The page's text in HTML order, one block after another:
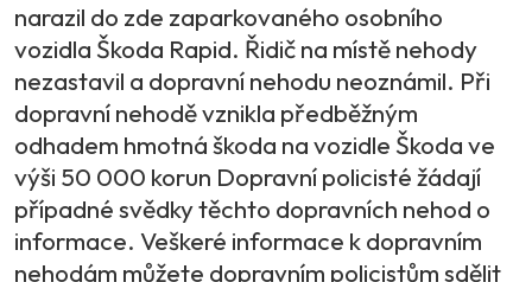
narazil do zde zaparkovaného osobního
vozidla Škoda Rapid. Řidič na místě nehody
nezastavil a dopravní nehodu neoznámil. Při
dopravní nehodě vznikla předběžným
odhadem hmotná škoda na vozidle Škoda ve
výši 50 000 korun Dopravní policisté žádají
případné svědky těchto dopravních nehod o
informace. Veškeré informace k dopravním
nehodám můžete dopravním policistům sdělit